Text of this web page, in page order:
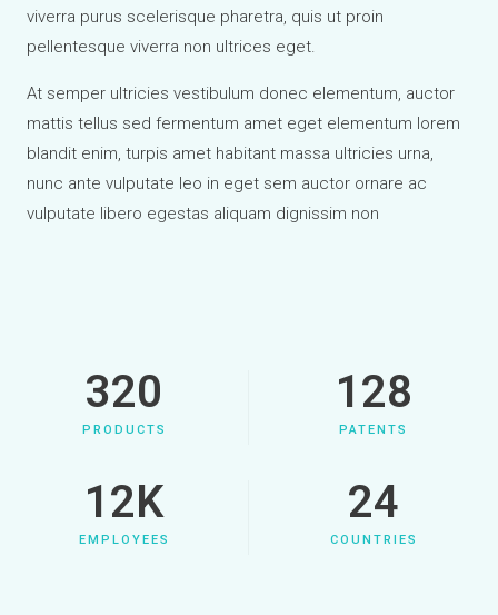
viverra purus scelerisque pharetra, quis ut proin
pellentesque viverra non ultrices eget.
At semper ultricies vestibulum donec elementum, auctor
mattis tellus sed fermentum amet eget elementum lorem
blandit enim, turpis amet habitant massa ultricies urna,
nunc ante vulputate leo in eget sem auctor ornare ac
vulputate libero egestas aliquam dignissim non
320
PRODUCTS
128
PATENTS
12K
EMPLOYEES
24
COUNTRIES